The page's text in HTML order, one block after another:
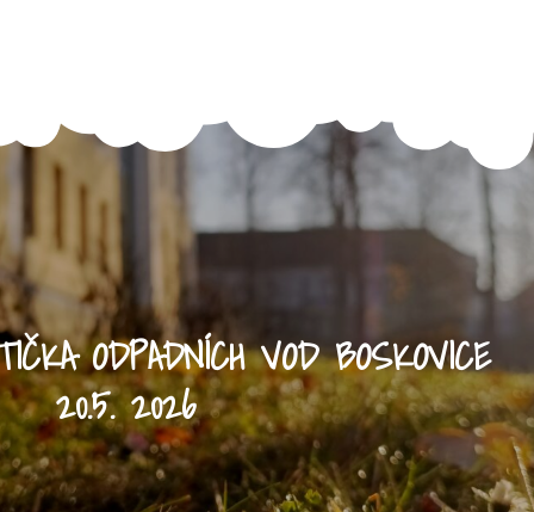
ODPADNÍCH VOD BOSKOVICE
20.5. 2026